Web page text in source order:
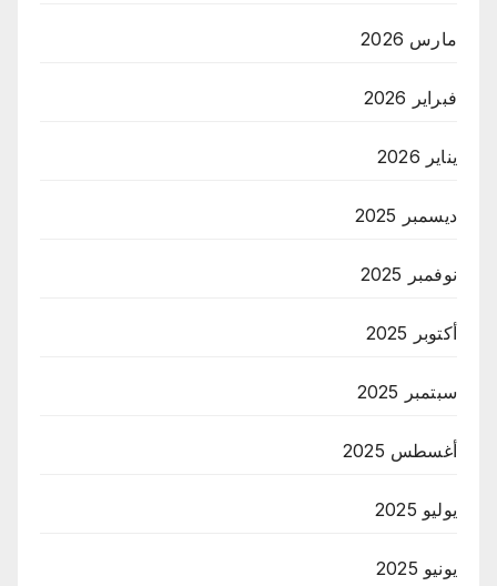
مارس 2026
فبراير 2026
يناير 2026
ديسمبر 2025
نوفمبر 2025
أكتوبر 2025
سبتمبر 2025
أغسطس 2025
يوليو 2025
يونيو 2025